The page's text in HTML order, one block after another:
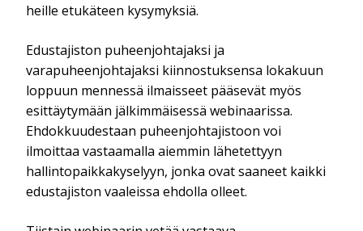
heille etukäteen kysymyksiä.
Edustajiston puheenjohtajaksi ja
varapuheenjohtajaksi kiinnostuksensa lokakuun
loppuun mennessä ilmaisseet pääsevät myös
esittäytymään jälkimmäisessä webinaarissa.
Ehdokkuudestaan puheenjohtajistoon voi
ilmoittaa vastaamalla aiemmin lähetettyyn
hallintopaikkakyselyyn, jonka ovat saaneet kaikki
edustajiston vaaleissa ehdolla olleet.